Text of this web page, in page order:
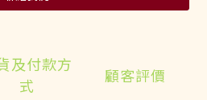
及付款方
式
顧客評價